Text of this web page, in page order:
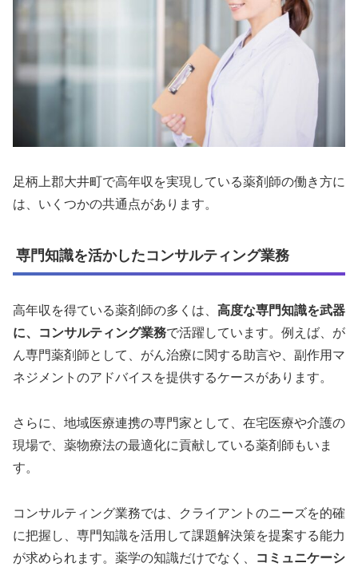
足柄上郡大井町で高年収を実現している薬剤師の働き方に
は、いくつかの共通点があります。
専門知識を活かしたコンサルティング業務
高年収を得ている薬剤師の多くは、 高度な専門知識を武器
に、コンサルティング業務で活躍しています。例えば、が
ん専門薬剤師として、がん治療に関する助言や、副作用マ
ネジメントのアドバイスを提供するケースがあります。
さらに、地域医療連携の専門家として、在宅医療や介護の
現場で、薬物療法の最適化に貢献している薬剤師もいま
す。
コンサルティング業務では、クライアントのニーズを的確
に把握し、専門知識を活用して課題解決策を提案する能力
が求められます。薬学の知識だけでなく、 コミュニケーシ